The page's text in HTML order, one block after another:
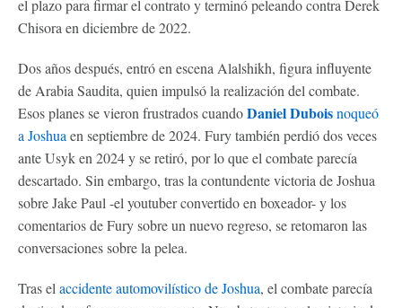
el plazo para firmar el contrato y terminó peleando contra Derek
Chisora en diciembre de 2022.
Dos años después, entró en escena Alalshikh, figura influyente
de Arabia Saudita, quien impulsó la realización del combate.
Esos planes se vieron frustrados cuandoDaniel Duboisnoqueó
a Joshua en septiembre de 2024. Fury también perdió dos veces
ante Usyk en 2024 y se retiró, por lo que el combate parecía
descartado. Sin embargo, tras la contundente victoria de Joshua
sobre Jake Paul -el youtuber convertido en boxeador- y los
comentarios de Fury sobre un nuevo regreso, se retomaron las
conversaciones sobre la pelea.
Tras el accidente automovilístico de Joshua, el combate parecía